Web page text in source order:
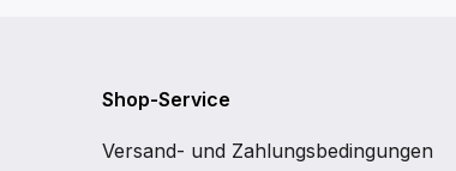
Shop-Service
Versand- und Zahlungsbedingungen